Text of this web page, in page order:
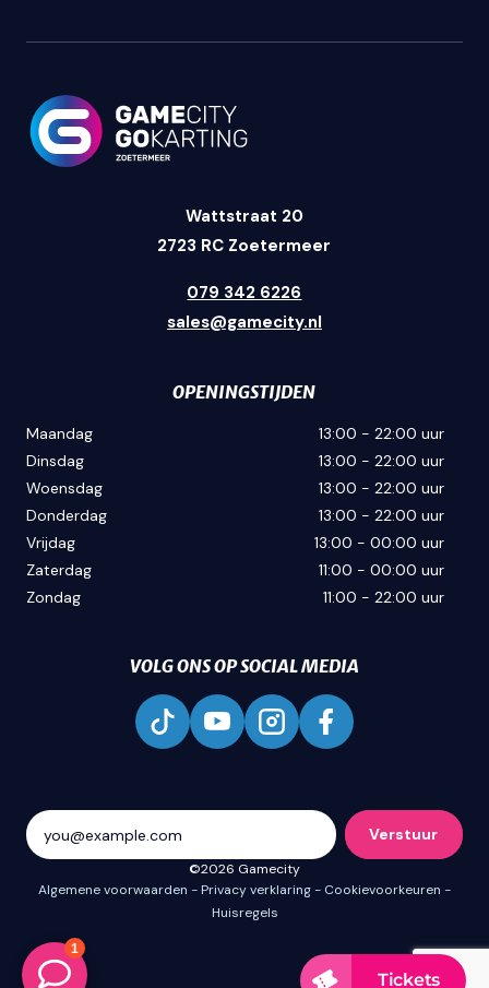
VOLG ONS OP SOCIAL MEDIA
Verstuur
Wattstraat 20
2723 RC Zoetermeer
079 342 6226
sales@gamecity.nl
OPENINGSTIJDEN
Maandag
13:00 - 22:00 uur
Dinsdag
13:00 - 22:00 uur
Woensdag
13:00 - 22:00 uur
Donderdag
13:00 - 22:00 uur
Vrijdag
13:00 - 00:00 uur
Zaterdag
11:00 - 00:00 uur
Zondag
11:00 - 22:00 uur
©2026 Gamecity
Algemene voorwaarden
Privacy verklaring
Cookievoorkeuren
Huisregels